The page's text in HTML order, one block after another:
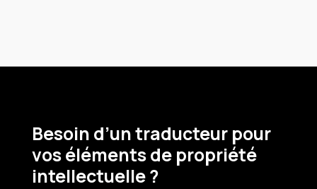
Besoin d’un traducteur pour
vos éléments de propriété
intellectuelle ?